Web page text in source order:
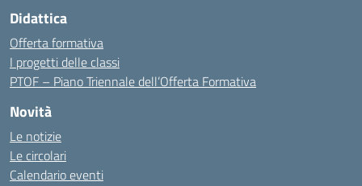
Didattica
Offerta formativa
I progetti delle classi
PTOF – Piano Triennale dell’Offerta Formativa
Novità
Le notizie
Le circolari
Calendario eventi